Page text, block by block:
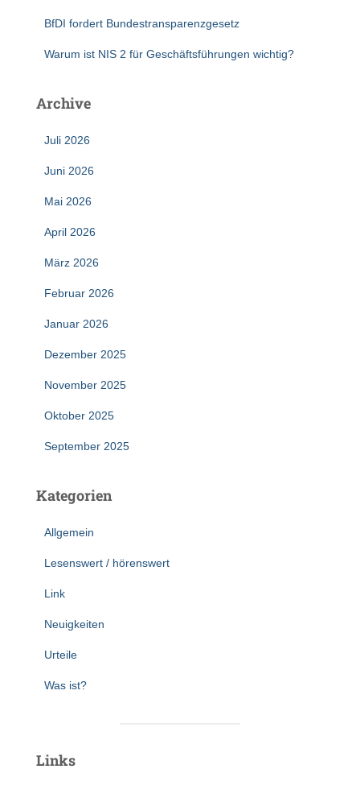
BfDI fordert Bundestransparenzgesetz
Warum ist NIS 2 für Geschäftsführungen wichtig?
Archive
Juli 2026
Juni 2026
Mai 2026
April 2026
März 2026
Februar 2026
Januar 2026
Dezember 2025
November 2025
Oktober 2025
September 2025
Kategorien
Allgemein
Lesenswert / hörenswert
Link
Neuigkeiten
Urteile
Was ist?
Links